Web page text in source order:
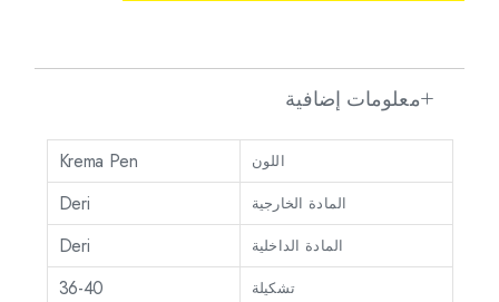
معلومات إضافية
اللون Krema Pen
المادة الخارجية Deri
المادة الداخلية Deri
تشكيلة 36-40